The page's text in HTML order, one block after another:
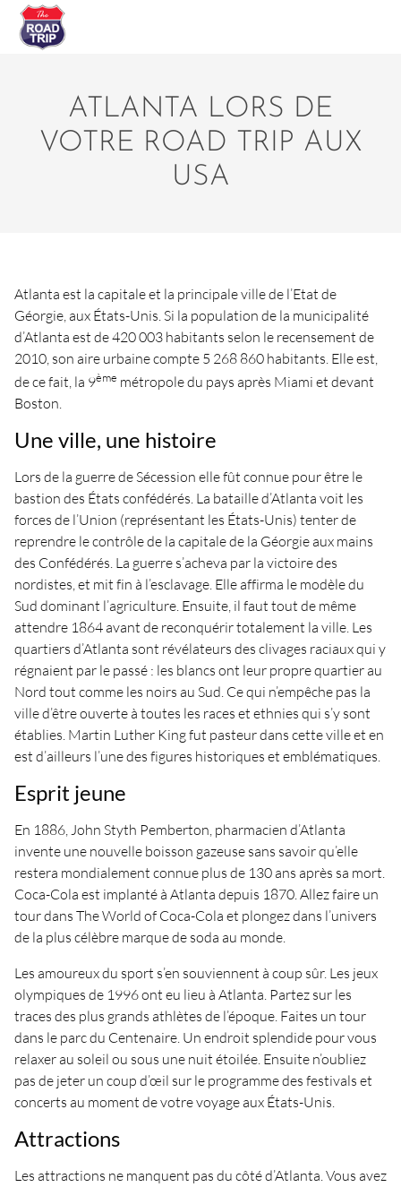
ATLANTA LORS DE
VOTRE ROAD TRIP AUX
USA
Atlanta est la capitale et la principale ville de l’Etat de
Géorgie, aux États-Unis. Si la population de la municipalité
d’Atlanta est de 420 003 habitants selon le recensement de
2010, son aire urbaine compte 5 268 860 habitants. Elle est,
de ce fait, la 9ème métropole du pays après Miami et devant
Boston.
Une ville, une histoire
Lors de la guerre de Sécession elle fût connue pour être le
bastion des États confédérés. La bataille d’Atlanta voit les
forces de l’Union (représentant les États-Unis) tenter de
reprendre le contrôle de la capitale de la Géorgie aux mains
des Confédérés. La guerre s’acheva par la victoire des
nordistes, et mit fin à l’esclavage. Elle affirma le modèle du
Sud dominant l’agriculture. Ensuite, il faut tout de même
attendre 1864 avant de reconquérir totalement la ville. Les
quartiers d’Atlanta sont révélateurs des clivages raciaux qui y
régnaient par le passé : les blancs ont leur propre quartier au
Nord tout comme les noirs au Sud. Ce qui n’empêche pas la
ville d’être ouverte à toutes les races et ethnies qui s’y sont
établies. Martin Luther King fut pasteur dans cette ville et en
est d’ailleurs l’une des figures historiques et emblématiques.
Esprit jeune
En 1886, John Styth Pemberton, pharmacien d’Atlanta
invente une nouvelle boisson gazeuse sans savoir qu’elle
restera mondialement connue plus de 130 ans après sa mort.
Coca-Cola est implanté à Atlanta depuis 1870. Allez faire un
tour dans The World of Coca-Cola et plongez dans l’univers
de la plus célèbre marque de soda au monde.
Les amoureux du sport s’en souviennent à coup sûr. Les jeux
olympiques de 1996 ont eu lieu à Atlanta. Partez sur les
traces des plus grands athlètes de l’époque. Faites un tour
dans le parc du Centenaire. Un endroit splendide pour vous
relaxer au soleil ou sous une nuit étoilée. Ensuite n’oubliez
pas de jeter un coup d’œil sur le programme des festivals et
concerts au moment de votre voyage aux États-Unis.
Attractions
Les attractions ne manquent pas du côté d’Atlanta. Vous avez